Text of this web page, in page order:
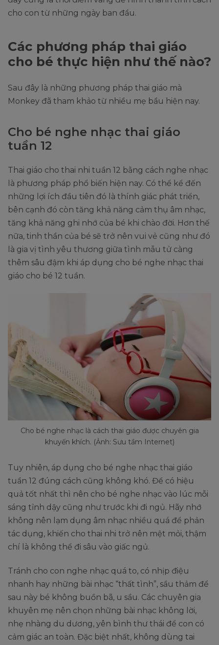
cho con từ những ngày ban đầu.
Các phương pháp thai giáo
cho bé thực hiện như thế nào?
Sau đây là những phương pháp thai giáo mà
Monkey đã tham khảo từ nhiều mẹ bầu hiện nay.
Cho bé nghe nhạc thai giáo
tuần 12
Thai giáo cho thai nhi tuần 12 bằng cách nghe nhạc
là phương pháp phổ biến hiện nay. Có thể kể đến
những lợi ích đầu tiên đó là thính giác phát triển,
bên cạnh đó còn tăng khả năng cảm thụ âm nhạc,
tăng khả năng ghi nhớ của bé khi chào đời. Hơn thế
nữa, tinh thần của bé sẽ trở nên vui vẻ cũng như đó
là gia vị tình yêu thương giữa tình mẫu tử càng
thêm sâu đậm khi áp dụng cho bé nghe nhạc thai
giáo cho bé 12 tuần.
Cho bé nghe nhạc là cách thai giáo được chuyên gia
khuyến khích. (Ảnh: Sưu tầm Internet)
Tuy nhiên, áp dụng cho bé nghe nhạc thai giáo
tuần 12 đúng cách cũng không khó. Để có hiệu
quả tốt nhất thì nên cho bé nghe nhạc vào lúc mỗi
sáng tỉnh dậy cũng như trước khi đi ngủ. Hãy nhớ
không nên lạm dụng âm nhạc nhiều quá để phản
tác dụng, khiến cho thai nhi trở nên mệt mỏi, thậm
chí là không thể đi sâu vào giấc ngủ.
Tránh cho con nghe nhạc quá to, có nhịp điệu
nhanh hay những bài nhạc “thất tình”, sầu thảm để
sau này bé không buồn bã, u sầu. Các chuyên gia
khuyên mẹ nên chọn những bài nhạc không lời,
nhẹ nhàng du dương, yên bình thư thái để con có
cảm giác an toàn. Đặc biệt nhất, không dùng tai